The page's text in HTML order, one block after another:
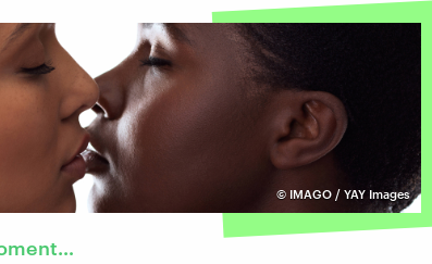
© IMAGO / YAY Images